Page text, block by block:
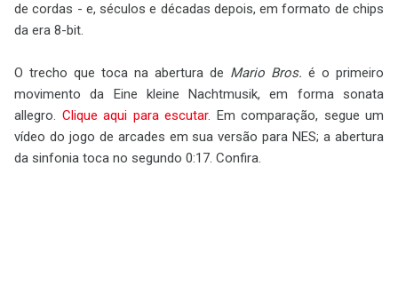
de cordas - e, séculos e décadas depois, em formato de chips
da era 8-bit.
O trecho que toca na abertura de Mario Bros. é o primeiro
movimento da Eine kleine Nachtmusik, em forma sonata
allegro. Clique aqui para escutar. Em comparação, segue um
vídeo do jogo de arcades em sua versão para NES; a abertura
da sinfonia toca no segundo 0:17. Confira.